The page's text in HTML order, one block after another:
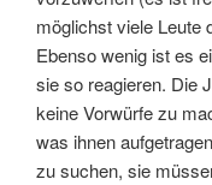
möglichst viele Leute
Ebenso wenig ist es
sie so reagieren. Die
keine Vorwürfe zu
was ihnen
zu suchen, sie